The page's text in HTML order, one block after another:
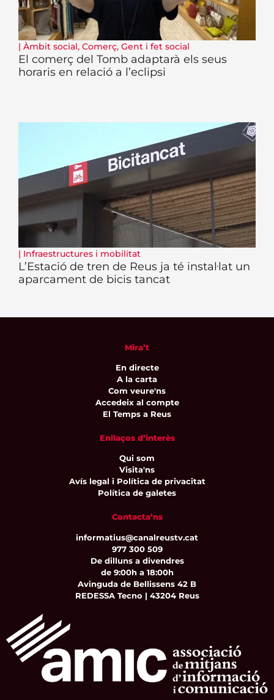
| Àmbit social, Comerç, Gent i fet social
El comerç del Tomb adaptarà els seus
horaris en relació a l’eclipsi
| Infraestructures i mobilitat
L’Estació de tren de Reus ja té instal·lat un
aparcament de bicis tancat
Mira’t
En directe
A la carta
Com veure'ns
Accedeix al compte
El Temps a Reus
Enllaços d’interès
Qui som
Visita'ns
Avís legal i Política de privacitat
Política de galetes
Contacta’ns
informatius@canalreustv.cat
977 300 509
De dilluns a divendres
de 9:00h a 18:00h
Avinguda de Bellissens 42 B
REDESSA Tecno | 43204 Reus